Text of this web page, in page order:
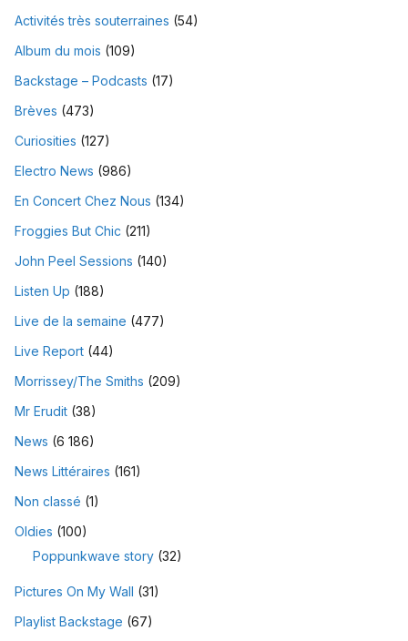
Activités très souterraines (54)
Album du mois (109)
Backstage – Podcasts (17)
Brèves (473)
Curiosities (127)
Electro News (986)
En Concert Chez Nous (134)
Froggies But Chic (211)
John Peel Sessions (140)
Listen Up (188)
Live de la semaine (477)
Live Report (44)
Morrissey/The Smiths (209)
Mr Erudit (38)
News (6 186)
News Littéraires (161)
Non classé (1)
Oldies (100)
Poppunkwave story (32)
Pictures On My Wall (31)
Playlist Backstage (67)